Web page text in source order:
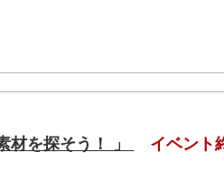
材を探そう！ 」 イベント